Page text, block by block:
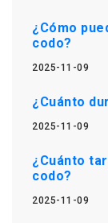
¿Cómo
codo?
2025-11-09
¿Cuánto
2025-11-09
¿Cuánto
codo?
2025-11-09